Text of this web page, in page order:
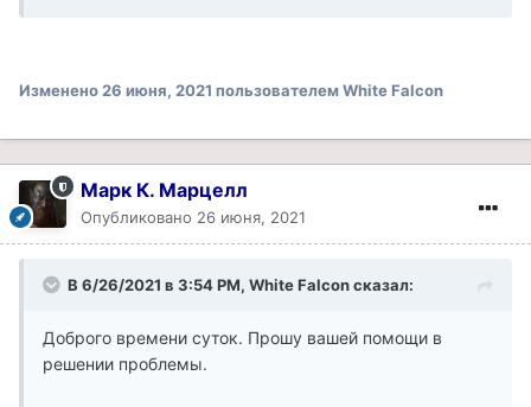
Изменено26 июня, 2021 пользователем White Falcon
Марк К. Марцелл
Опубликовано 26 июня, 2021
В 6/26/2021 в 3:54 PM, White Falcon сказал:
Доброго времени суток. Прошу вашей помощи в
решении проблемы.